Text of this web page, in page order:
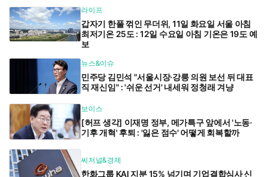
라이프
갑자기 한풀 꺾인 무더위, 11일 화요일 서울 아침
최저기온 25도 : 12일 수요일 아침 기온은 19도 예
보
뉴스&이슈
민주당 김민석 "서울시장·강릉 의원 보선 뒤 대표
직 재신임" : '쉬운 선거' 내세워 정청래 겨냥
보이스
[허프 생각] 이재명 정부, 메가특구 앞에서 '노동·
기후 개혁' 후퇴 : '잃은 점수' 어떻게 회복할까
씨저널&경제
한화그룹 KAI 지분 15% 넘기며 기업결합심사 신